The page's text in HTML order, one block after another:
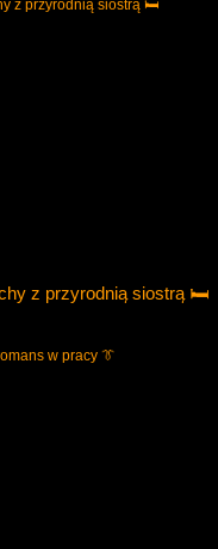
z przyrodnią siostrą 🛏️